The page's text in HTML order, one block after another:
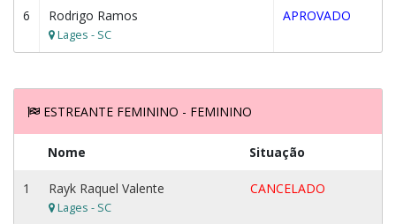
6 Rodrigo Ramos
Lages - SC
APROVADO
ESTREANTE FEMININO - FEMININO
Nome Situação
1 Rayk Raquel Valente
Lages - SC
CANCELADO